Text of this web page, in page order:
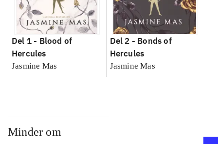
Del 1 - Blood of
Hercules
Jasmine Mas
Del 2 - Bonds of
Hercules
Jasmine Mas
Minder om